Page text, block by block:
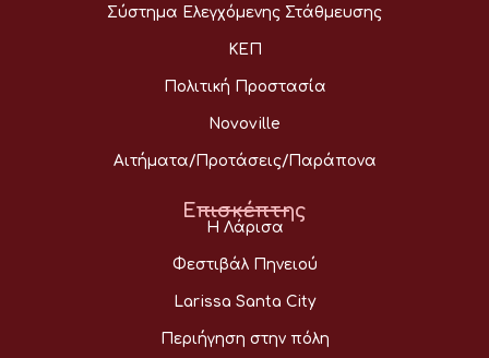
Σύστημα Ελεγχόμενης Στάθμευσης
ΚΕΠ
Πολιτική Προστασία
Novoville
Αιτήματα/Προτάσεις/Παράπονα
Επισκέπτης
Η Λάρισα
Φεστιβάλ Πηνειού
Larissa Santa City
Περιήγηση στην πόλη